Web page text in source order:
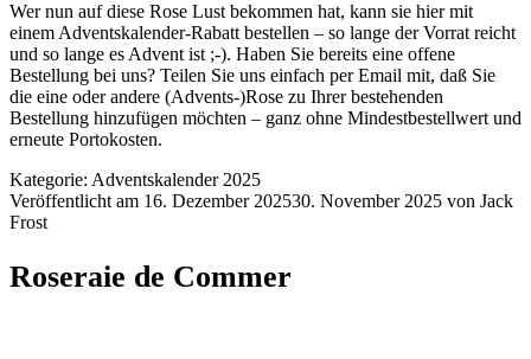
Wer nun auf diese Rose Lust bekommen hat, kann sie hiermit
einem Adventskalender-Rabatt bestellen – so lange der Vorrat reicht
und so lange es Advent ist ;-). Haben Sie bereits eine offene
Bestellung bei uns? Teilen Sie uns einfach per Email mit, daß Sie
die eine oder andere (Advents-)Rose zu Ihrer bestehenden
Bestellung hinzufügen möchten – ganz ohne Mindestbestellwert und
erneute Portokosten.
Kategorie: Adventskalender 2025
Veröffentlicht am 16. Dezember 202530. November 2025 von Jack
Frost
Roseraie de Commer